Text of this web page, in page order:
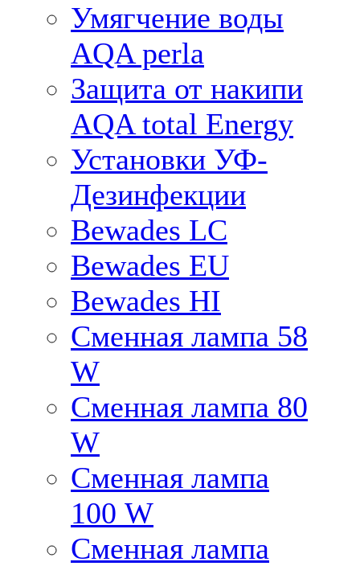
Умягчение воды
AQA perla
Защита от накипи
AQA total Energy
Установки УФ-
Дезинфекции
Bewades LC
Bewades EU
Bewades HI
Сменная лампа 58
W
Сменная лампа 80
W
Сменная лампа
100 W
Сменная лампа